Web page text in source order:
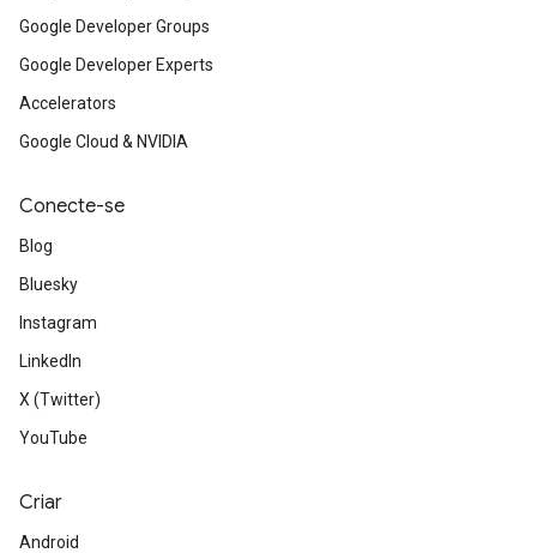
Google Developer Groups
Google Developer Experts
Accelerators
Google Cloud & NVIDIA
Conecte-se
Blog
Bluesky
Instagram
LinkedIn
X (Twitter)
YouTube
Criar
Android